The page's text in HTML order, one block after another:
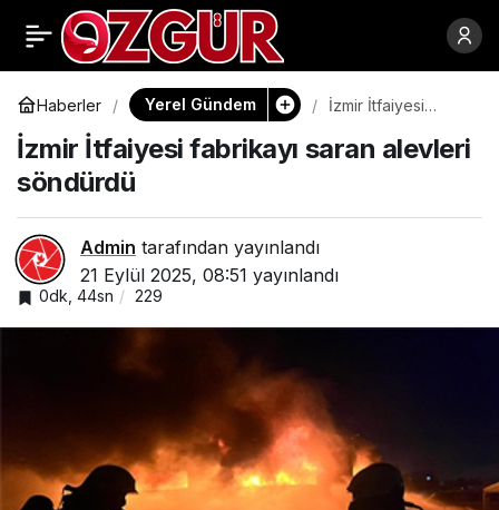
Haberler Yerel Gündem
İzmir İtfaiyesi
alevleri söndürdü
İzmir İtfaiyesi fabrikayı saran alevleri
söndürdü
Admin tarafından yayınlandı
21 Eylül 2025, 08:51 yayınlandı
0dk, 44sn 229
Menderes
Belediyesi’nden Atık
Yağ Seferberliği
Paylaş